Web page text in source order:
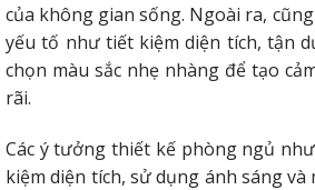
của không gian sống. Ngoài ra,
yếu tố như tiết kiệm diện tích, tận
chọn màu sắc nhẹ nhàng để tạo
rãi.
Các ý tưởng thiết kế phòng ngủ
kiệm diện tích, sử dụng ánh sáng